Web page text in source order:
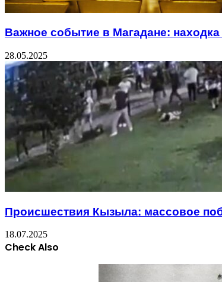
Важное событие в Магадане:
28.05.2025
Происшествия Кызыла: массовое
18.07.2025
Check Also